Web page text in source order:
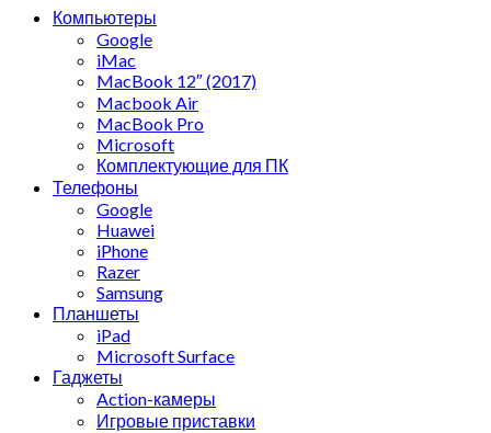
Компьютеры
Google
iMac
MacBook 12″ (2017)
Macbook Air
MacBook Pro
Microsoft
Комплектующие для ПК
Телефоны
Google
Huawei
iPhone
Razer
Samsung
Планшеты
iPad
Microsoft Surface
Гаджеты
Action-камеры
Игровые приставки